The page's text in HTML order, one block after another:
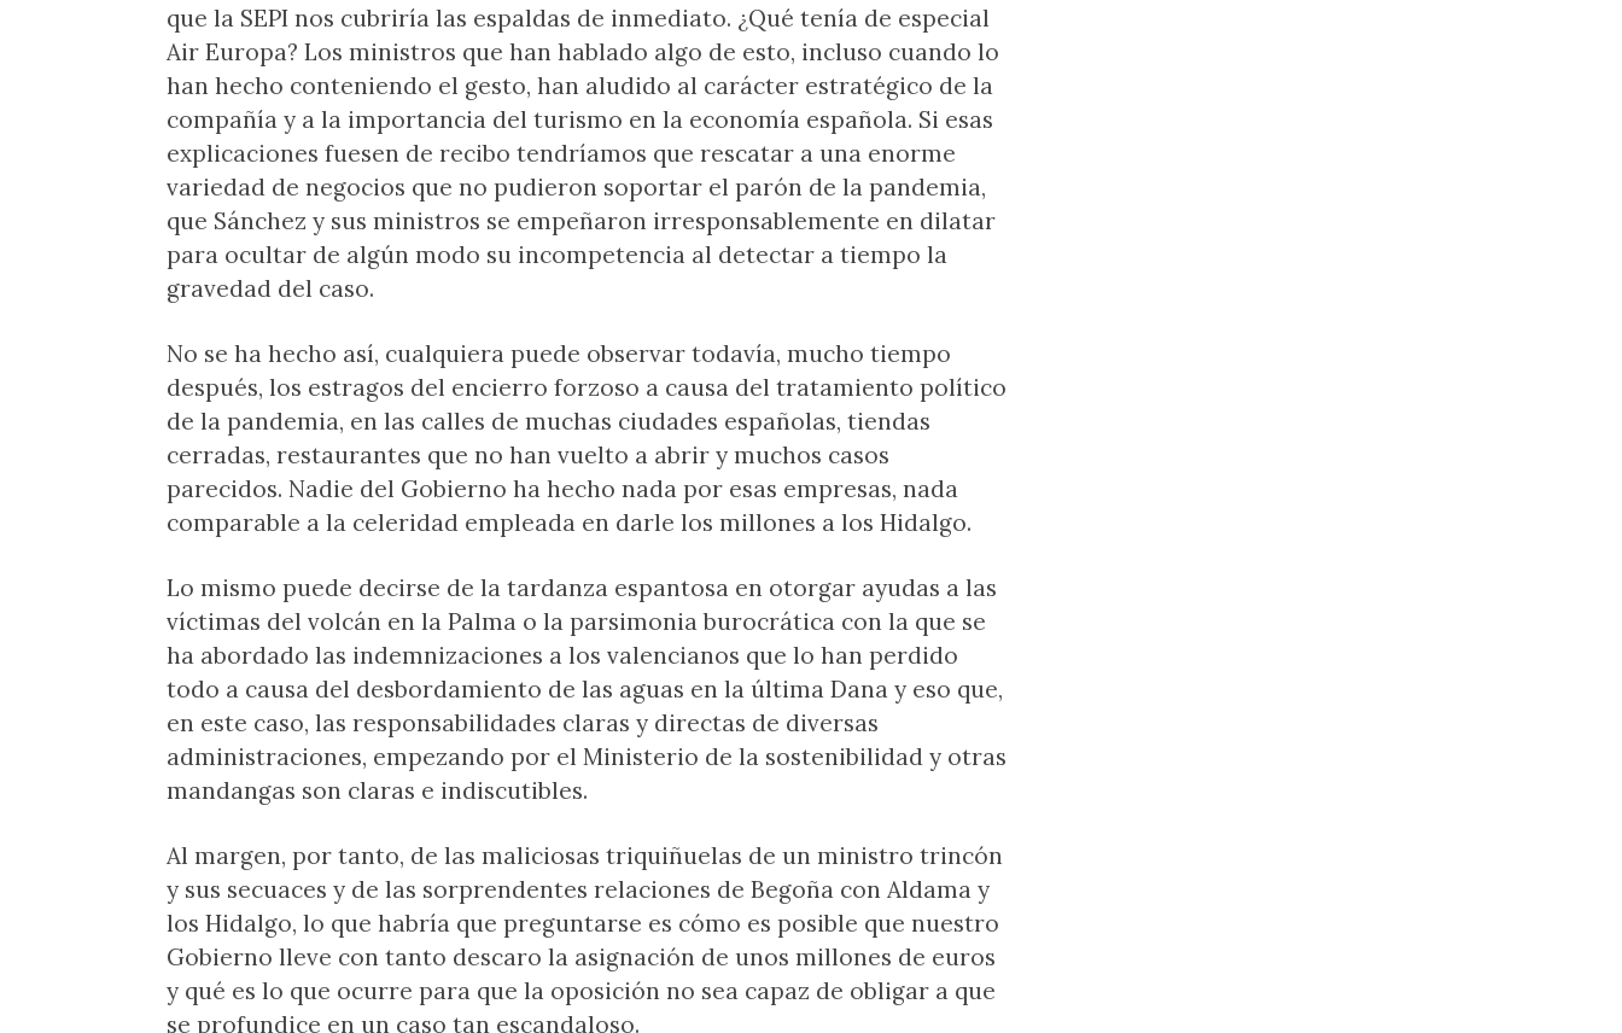
que la SEPI nos cubriría las espaldas de inmediato. ¿Qué tenía de especial
Air Europa? Los ministros que han hablado algo de esto, incluso cuando lo
han hecho conteniendo el gesto, han aludido al carácter estratégico de la
compañía y a la importancia del turismo en la economía española. Si esas
explicaciones fuesen de recibo tendríamos que rescatar a una enorme
variedad de negocios que no pudieron soportar el parón de la pandemia,
que Sánchez y sus ministros se empeñaron irresponsablemente en dilatar
para ocultar de algún modo su incompetencia al detectar a tiempo la
gravedad del caso.
No se ha hecho así, cualquiera puede observar todavía, mucho tiempo
después, los estragos del encierro forzoso a causa del tratamiento político
de la pandemia, en las calles de muchas ciudades españolas, tiendas
cerradas, restaurantes que no han vuelto a abrir y muchos casos
parecidos. Nadie del Gobierno ha hecho nada por esas empresas, nada
comparable a la celeridad empleada en darle los millones a los Hidalgo.
Lo mismo puede decirse de la tardanza espantosa en otorgar ayudas a las
víctimas del volcán en la Palma o la parsimonia burocrática con la que se
ha abordado las indemnizaciones a los valencianos que lo han perdido
todo a causa del desbordamiento de las aguas en la última Dana y eso que,
en este caso, las responsabilidades claras y directas de diversas
administraciones, empezando por el Ministerio de la sostenibilidad y otras
mandangas son claras e indiscutibles.
Al margen, por tanto, de las maliciosas triquiñuelas de un ministro trincón
y sus secuaces y de las sorprendentes relaciones de Begoña con Aldama y
los Hidalgo, lo que habría que preguntarse es cómo es posible que nuestro
Gobierno lleve con tanto descaro la asignación de unos millones de euros
y qué es lo que ocurre para que la oposición no sea capaz de obligar a que
se profundice en un caso tan escandaloso.